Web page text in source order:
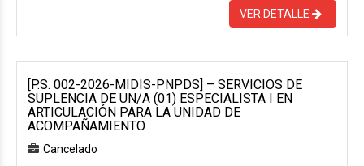
VER DETALLE
[P.S. 002-2026-MIDIS-PNPDS] – SERVICIOS DE
SUPLENCIA DE UN/A (01) ESPECIALISTA I EN
ARTICULACIÓN PARA LA UNIDAD DE
ACOMPAÑAMIENTO
Cancelado